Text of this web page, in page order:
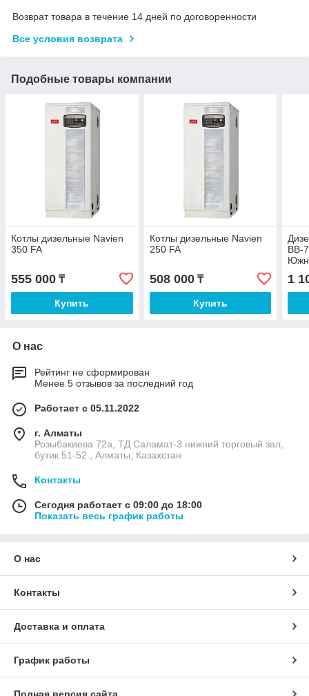
Возврат товара в течение 14 дней по договоренности
Все условия возврата
Подобные товары компании
Котлы дизельные Navien
350 FA
555 000 ₸
Купить
Котлы дизельные Navien
250 FA
508 000₸
Купить
BB-
1
О нас
Рейтинг не сформирован
Менее 5 отзывов за последний год
Работает с 05.11.2022
г. Алматы
Розыбакиева 72а, ТД Саламат-3 нижний торговый зал,
бутик 51-52., Алматы, Казахстан
Контакты
Сегодня работает с 09:00 до 18:00
Показать весь график работы
О нас
Контакты
Доставка и оплата
График работы